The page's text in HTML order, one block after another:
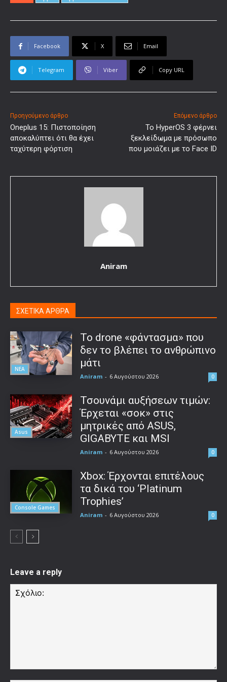
Facebook X Email
Telegram Viber Copy URL
Προηγούμενο άρθρο
Oneplus 15: Πιστοποίηση
αποκαλύπτει ότι θα έχει
ταχύτερη φόρτιση
Επόμενο άρθρο
Το HyperOS 3 φέρνει
ξεκλείδωμα με πρόσωπο
που μοιάζει με το Face ID
Aniram
ΣΧΕΤΙΚΑ ΑΡΘΡΑ
ΝΕΑ
Το drone «φάντασμα» που
δεν το βλέπει το ανθρώπινο
μάτι
Aniram - 6 Αυγούστου 2026 0
Asus
Τσουνάμι αυξήσεων τιμών:
Έρχεται «σοκ» στις
μητρικές από ASUS,
GIGABYTE και MSI
Aniram - 6 Αυγούστου 2026 0
Console Games
Xbox: Έρχονται επιτέλους
τα δικά του ‘Platinum
Trophies’
Aniram - 6 Αυγούστου 2026 0
Leave a reply